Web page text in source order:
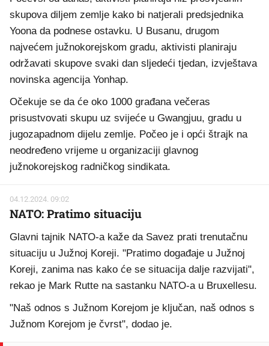
skupova diljem zemlje kako bi natjerali predsjednika
Yoona da podnese ostavku. U Busanu, drugom
najvećem južnokorejskom gradu, aktivisti planiraju
održavati skupove svaki dan sljedeći tjedan, izvještava
novinska agencija Yonhap.
Očekuje se da će oko 1000 građana večeras
prisustvovati skupu uz svijeće u Gwangjuu, gradu u
jugozapadnom dijelu zemlje. Počeo je i opći štrajk na
neodređeno vrijeme u organizaciji glavnog
južnokorejskog radničkog sindikata.
04.12.2024. 09:02
NATO: Pratimo situaciju
Glavni tajnik NATO-a kaže da Savez prati trenutačnu
situaciju u Južnoj Koreji. "Pratimo događaje u Južnoj
Koreji, zanima nas kako će se situacija dalje razvijati",
rekao je Mark Rutte na sastanku NATO-a u Bruxellesu.
"Naš odnos s Južnom Korejom je ključan, naš odnos s
Južnom Korejom je čvrst", dodao je.